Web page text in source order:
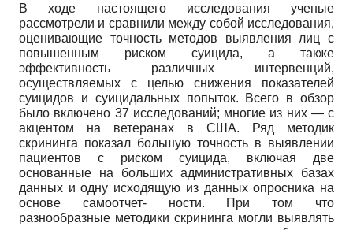
В ходе настоящего исследования ученые
рассмотрели и сравнили между собой исследования,
оценивающие точность методов выявления лиц с
повышенным риском суицида, а также
эффективность различных интервенций,
осуществляемых с целью снижения показателей
суици­дов и суицидальных попыток. Всего в обзор
было включено 37 исследований; многие из них — с
акцентом на ветеранах в США. Ряд методик
скрининга показал большую точность в выявлении
пациентов с риском суицида, включая две
основанные на больших административных базах
данных и одну исходящую из данных опросника на
основе самоотчет- ности. При том что
разнообразные методики скрининга могли выявлять